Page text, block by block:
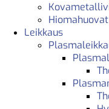
Hiomahuovat
Leikkaus